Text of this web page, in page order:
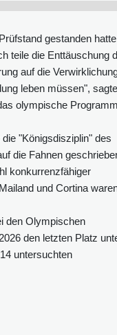
gestanden
teile die Enttäuschung
auf die
leben müssen", sagte
olympische Programm
"Königsdisziplin" des
die Fahnen
konkurrenzfähiger
und Cortina
den Olympischen
den letzten Platz
untersuchten